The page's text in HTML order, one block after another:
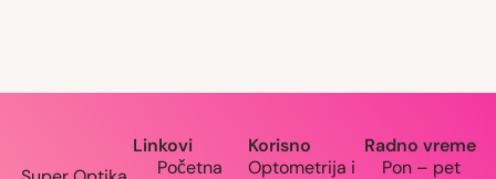
Linkovi
Početna
Korisno
Optometrija i
Radno vreme
Pon – pet